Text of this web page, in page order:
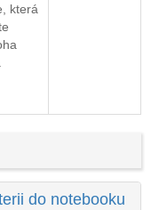
která
do notebooku